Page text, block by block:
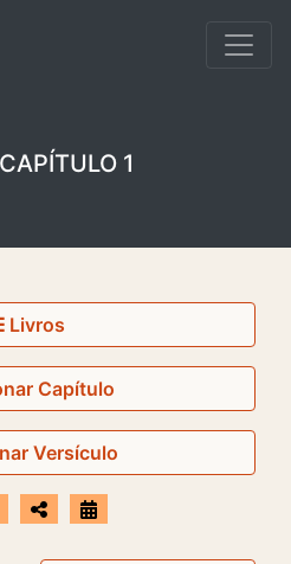
1
☰ Livros
Capítulo
Versículo